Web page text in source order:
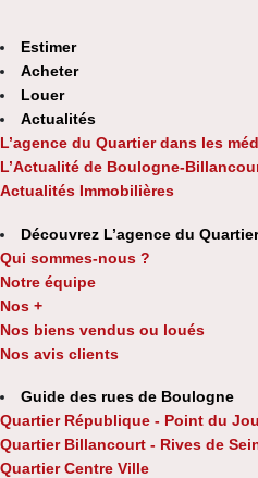
Estimer
Acheter
Louer
Actualités
L’agence du Quartier dans les
L’Actualité de Boulogne-
Actualités Immobilières
Découvrez L’agence du Quartier
Qui sommes-nous ?
Notre équipe
Nos +
Nos biens vendus ou loués
Nos avis clients
Guide des rues de Boulogne
Quartier République - Point du
Quartier Billancourt - Rives de
Quartier Centre Ville